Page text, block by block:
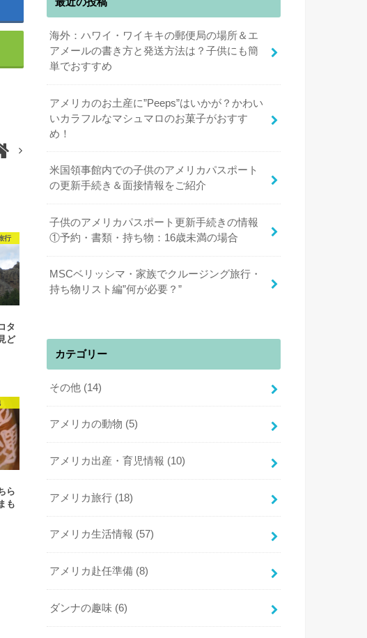
行
タ
ど
ら
も
海外：ハワイ・ワイキキの郵便局の場所＆エ
アメールの書き方と発送方法は？子供にも簡
単でおすすめ
アメリカのお土産に”Peeps”はいかが？かわい
いカラフルなマシュマロのお菓子がおすす
め！
米国領事館内での子供のアメリカパスポート
の更新手続き＆面接情報をご紹介
子供のアメリカパスポート更新手続きの情報
①予約・書類・持ち物：16歳未満の場合
MSCベリッシマ・家族でクルージング旅行・
持ち物リスト編”何が必要？”
カテゴリー
その他 (14)
アメリカの動物 (5)
アメリカ出産・育児情報 (10)
アメリカ旅行 (18)
アメリカ生活情報 (57)
アメリカ赴任準備 (8)
ダンナの趣味 (6)